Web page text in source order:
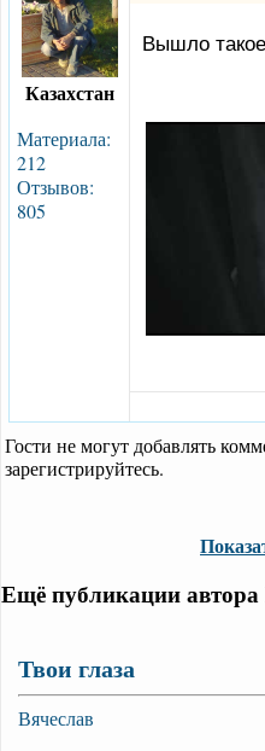
Казахстан
Материала:
212
Отзывов:
805
Вышло
Гости не могут добавлять
зарегистрируйтесь.
Ещё публикации автора
Твои глаза
Вячеслав